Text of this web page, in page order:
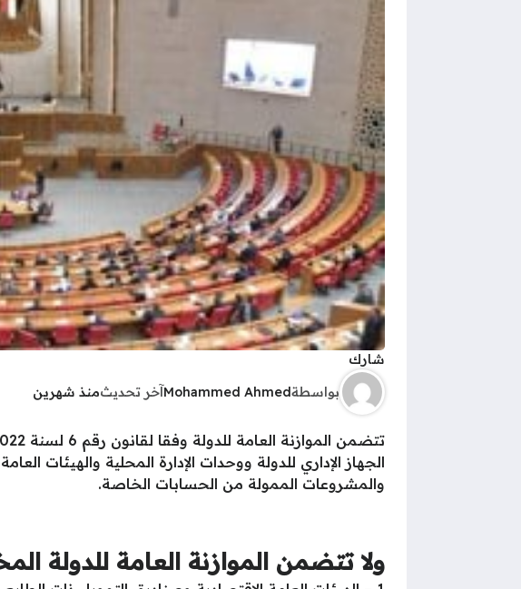
شارك
بواسطةMohammed Ahmedآخر تحديثمنذ شهرين
الجهاز الإداري للدولة ووحدات الإدارة المحلية والهيئات
والمشروعات الممولة من الحسابات الخاصة.
ولا تتضمن الموازنة العامة للدولة